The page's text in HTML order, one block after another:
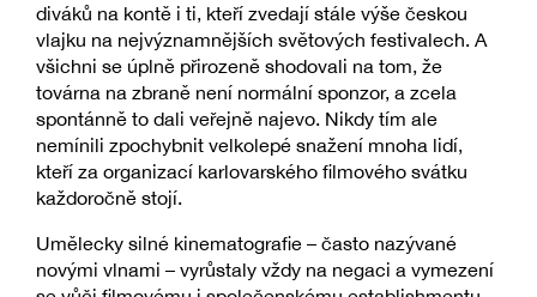
diváků na kontě i ti, kteří zvedají stále výše českou
vlajku na nejvýznamnějších světových festivalech. A
všichni se úplně přirozeně shodovali na tom, že
továrna na zbraně není normální sponzor, a zcela
spontánně to dali veřejně najevo. Nikdy tím ale
nemínili zpochybnit velkolepé snažení mnoha lidí,
kteří za organizací karlovarského filmového svátku
každoročně stojí.
Umělecky silné kinematografie – často nazývané
novými vlnami – vyrůstaly vždy na negaci a vymezení